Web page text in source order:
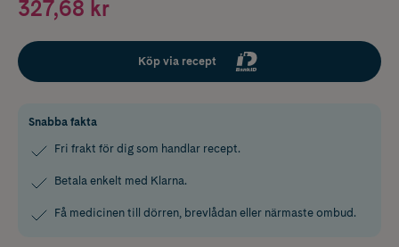
327,68 kr
Köp via recept
Snabba fakta
Fri frakt för dig som handlar recept.
Betala enkelt med Klarna.
Få medicinen till dörren, brevlådan eller närmaste ombud.